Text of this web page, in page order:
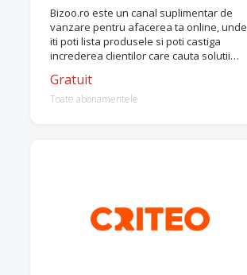
Bizoo.ro este un canal suplimentar de
vanzare pentru afacerea ta online, unde
iti poti lista produsele si poti castiga
increderea clientilor care cauta solutii
Gratuit
Toate abonamentele